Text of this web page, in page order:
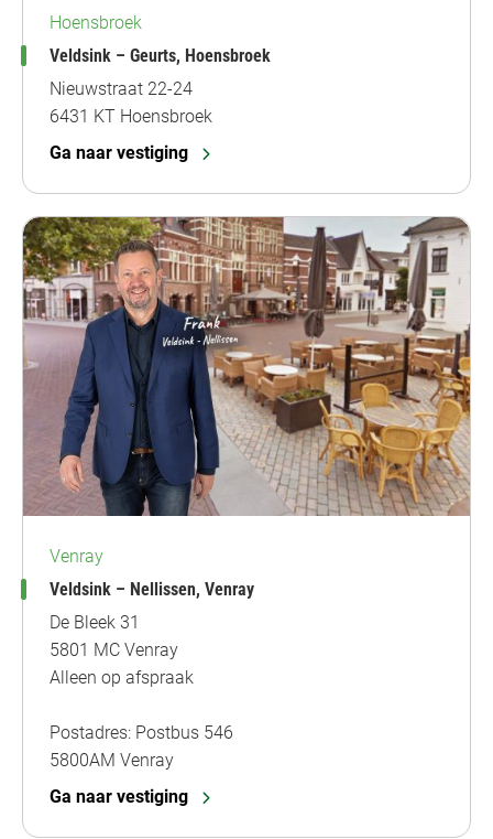
Hoensbroek
Veldsink – Geurts, Hoensbroek
Nieuwstraat 22-24
6431 KT Hoensbroek
Ga naar vestiging
Venray
Veldsink – Nellissen, Venray
De Bleek 31
5801 MC Venray
Alleen op afspraak
Postadres: Postbus 546
5800AM Venray
Ga naar vestiging